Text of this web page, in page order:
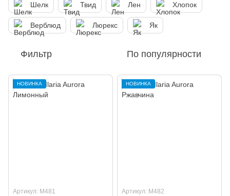
Шелк Твид Лен Хлопок
Верблюд Люрекс Як
Фильтр По популярности
НОВИНКА
Артикул: M481
НОВИНКА
Артикул: M482